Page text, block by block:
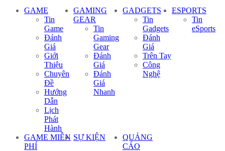
GAME
Tin
Game
Đánh
Giá
Giới
Thiệu
Chuyên
Đề
Hướng
Dẫn
Lịch
Phát
Hành
GAMING
GEAR
Tin
Gaming
Gear
Đánh
Giá
Đánh
Giá
Nhanh
GADGETS
Tin
Gadgets
Đánh
Giá
Trên Tay
Công
Nghệ
ESPORTS
Tin
eSports
GAME MIỄN
PHÍ
SỰ KIỆN
QUẢNG
CÁO